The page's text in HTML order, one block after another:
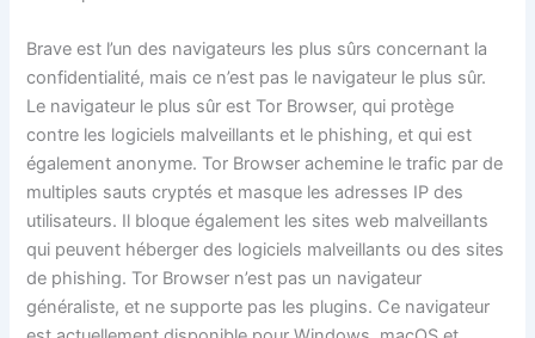
Brave est l’un des navigateurs les plus sûrs concernant la
confidentialité, mais ce n’est pas le navigateur le plus sûr.
Le navigateur le plus sûr est Tor Browser, qui protège
contre les logiciels malveillants et le phishing, et qui est
également anonyme. Tor Browser achemine le trafic par de
multiples sauts cryptés et masque les adresses IP des
utilisateurs. Il bloque également les sites web malveillants
qui peuvent héberger des logiciels malveillants ou des sites
de phishing. Tor Browser n’est pas un navigateur
généraliste, et ne supporte pas les plugins. Ce navigateur